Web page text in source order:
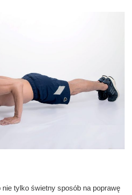
tylko świetny sposób na poprawę